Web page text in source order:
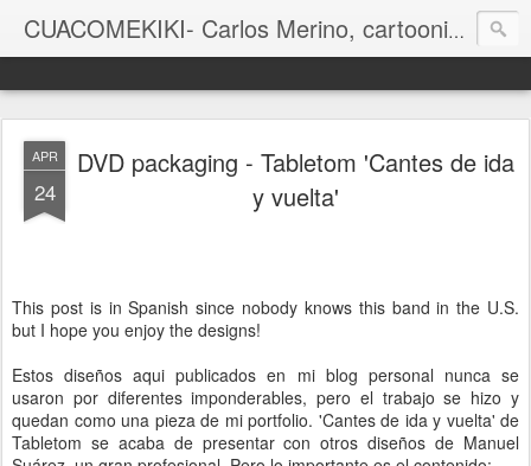
CUACOMEKIKI- Carlos Merino, cartoonist
Casual-Business Cartoon
APR
24
DVD packaging - Tabletom 'Cantes de ida
y vuelta'
This post is in Spanish since nobody knows this band in the U.S.
but I hope you enjoy the designs!
Estos diseños aqui publicados en mi blog personal nunca se
usaron por diferentes imponderables, pero el trabajo se hizo y
quedan como una pieza de mi portfolio. 'Cantes de ida y vuelta' de
Tabletom se acaba de presentar con otros diseños de Manuel